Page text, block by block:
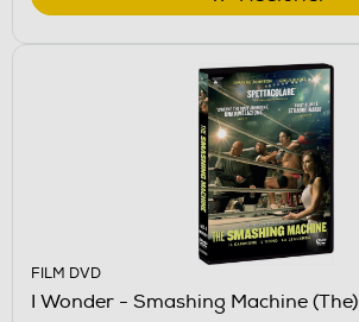
FILM DVD
I Wonder - Smashing Machine (The)